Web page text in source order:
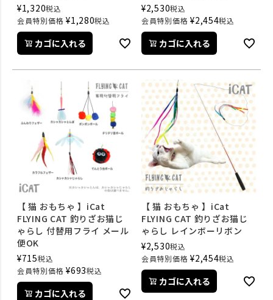
¥1,320税込
会員特別価格 ¥1,280税込
カゴに入れる
¥2,530税込
会員特別価格 ¥2,454税込
カゴに入れる
【 猫 おもちゃ 】iCat
FLYING CAT 釣りざお猫じ
ゃらし 付替用フライ メール
便OK
¥715税込
会員特別価格 ¥693税込
カゴに入れる
【 猫 おもちゃ 】iCat
FLYING CAT 釣りざお猫じ
ゃらし レインボーリボン
¥2,530税込
会員特別価格 ¥2,454税込
カゴに入れる